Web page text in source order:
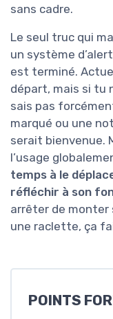
sans cadre.
Le seul truc qui
un système
est terminé.
départ, mais si tu
sais pas
marqué ou une
serait bienvenue.
l’usage
temps à le
réfléchir à son
arrêter de monter
une raclette, ça
POINTS